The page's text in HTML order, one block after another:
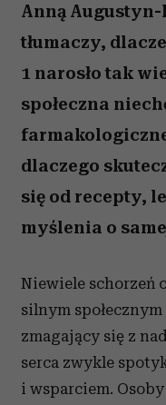
Anną
tłumaczy,
1 narosło tak
społeczna
dlaczego
się od recepty,
myślenia o
Niewiele schorzeń
silnym
zmagający się z
serca zwykle
i wsparciem.